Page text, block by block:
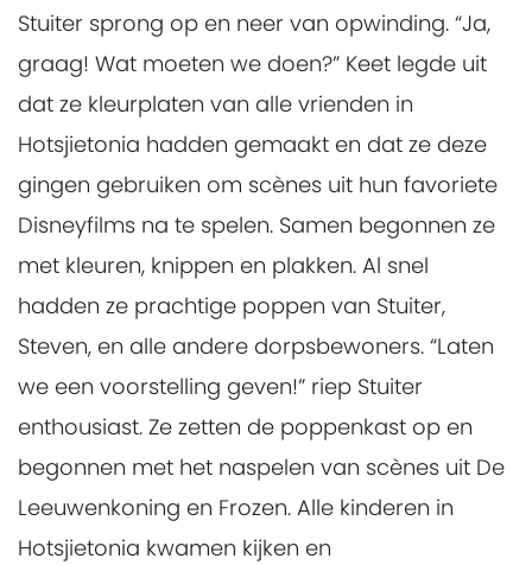
Stuiter sprong op en neer van opwinding. “Ja,
graag! Wat moeten we doen?” Keet legde uit
dat ze kleurplaten van alle vrienden in
Hotsjietonia hadden gemaakt en dat ze deze
gingen gebruiken om scènes uit hun favoriete
Disneyfilms na te spelen. Samen begonnen ze
met kleuren, knippen en plakken. Al snel
hadden ze prachtige poppen van Stuiter,
Steven, en alle andere dorpsbewoners. “Laten
we een voorstelling geven!” riep Stuiter
enthousiast. Ze zetten de poppenkast op en
begonnen met het naspelen van scènes uit De
Leeuwenkoning en Frozen. Alle kinderen in
Hotsjietonia kwamen kijken en